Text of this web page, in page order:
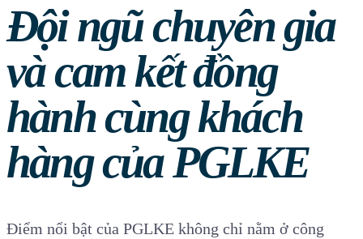
Đội ngũ chuyên gia
và cam kết đồng
hành cùng khách
hàng của PGLKE
Điểm nổi bật của PGLKE không chỉ nằm ở công